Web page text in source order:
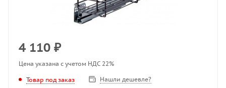
4 110 ₽
Цена указана с учетом НДС 22%
Товар под заказ Нашли дешевле?